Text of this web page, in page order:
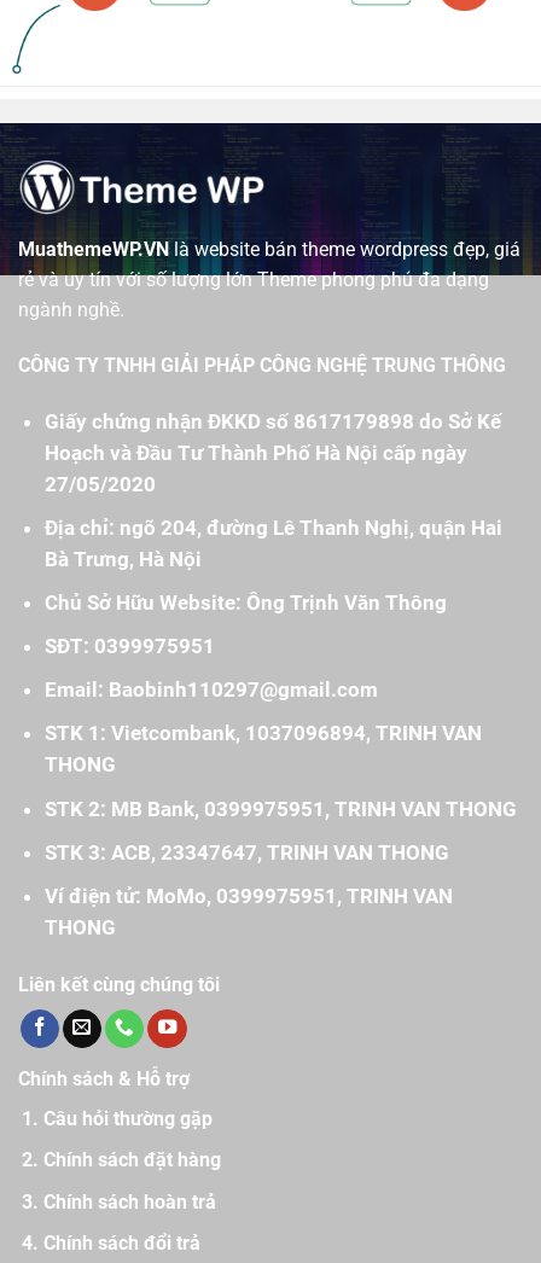
MuathemeWP.VNlà website bán theme wordpress đẹp, giá
rẻ và uy tín với số lượng lớn Theme phong phú đa dạng
ngành nghề.
CÔNG TY TNHH GIẢI PHÁP CÔNG NGHỆ TRUNG THÔNG
Giấy chứng nhận ĐKKD số 8617179898 do Sở Kế
Hoạch và Đầu Tư Thành Phố Hà Nội cấp ngày
27/05/2020
Địa chỉ: ngõ 204, đường Lê Thanh Nghị, quận Hai
Bà Trưng, Hà Nội
Chủ Sở Hữu Website: Ông Trịnh Văn Thông
SĐT: 0399975951
Email: Baobinh110297@gmail.com
STK 1: Vietcombank, 1037096894, TRINH VAN
THONG
STK 2: MB Bank, 0399975951, TRINH VAN THONG
STK 3: ACB, 23347647, TRINH VAN THONG
Ví điện tử: MoMo, 0399975951, TRINH VAN
THONG
Liên kết cùng chúng tôi
Chính sách & Hỗ trợ
Câu hỏi thường gặp
Chính sách đặt hàng
Chính sách hoàn trả
Chính sách đổi trả